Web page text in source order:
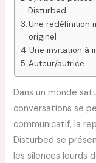
Disturbed
Une redéfinition
originel
Une invitation à
Auteur/autrice
Dans un monde
conversations se
communicatif, la
Disturbed se
les silences lourds